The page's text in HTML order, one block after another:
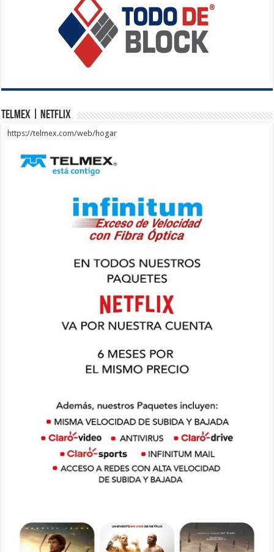
Telmex | Netflix
https://telmex.com/web/hogar